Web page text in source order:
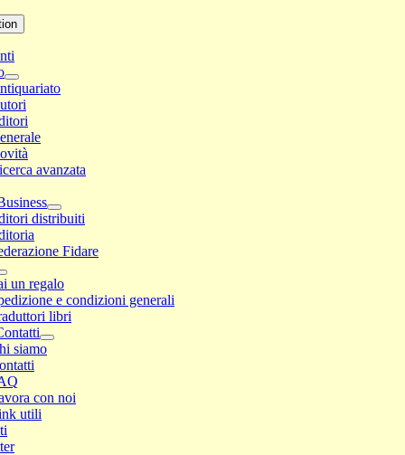
avanzata
distribuiti
Fidare
un regalo
e condizioni generali
libri
siamo
con noi
utili